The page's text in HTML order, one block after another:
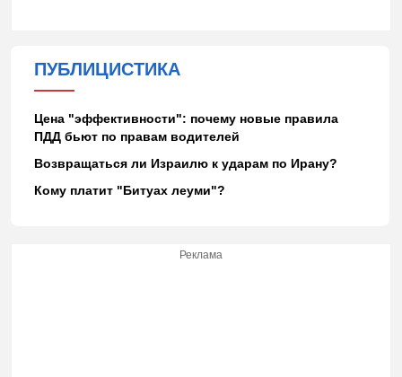
ПУБЛИЦИСТИКА
Цена "эффективности": почему новые правила
ПДД бьют по правам водителей
Возвращаться ли Израилю к ударам по Ирану?
Кому платит "Битуах леуми"?
Реклама